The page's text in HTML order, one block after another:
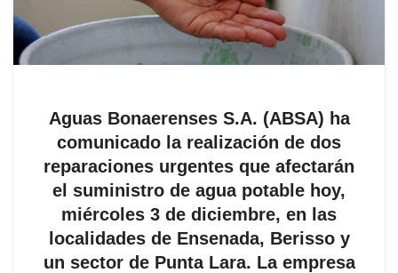
Aguas Bonaerenses S.A. (ABSA) ha
comunicado la realización de dos
reparaciones urgentes que afectarán
el suministro de agua potable hoy,
miércoles 3 de diciembre, en las
localidades de Ensenada, Berisso y
un sector de Punta Lara. La empresa